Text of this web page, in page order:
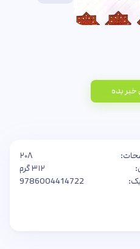
خبر بده
۲۰۸
۳۱۲ گرم
9786004414722